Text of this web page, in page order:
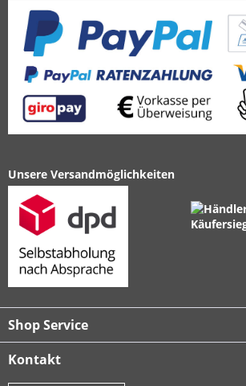
Unsere Versandmöglichkeiten
Shop Service
Kontakt